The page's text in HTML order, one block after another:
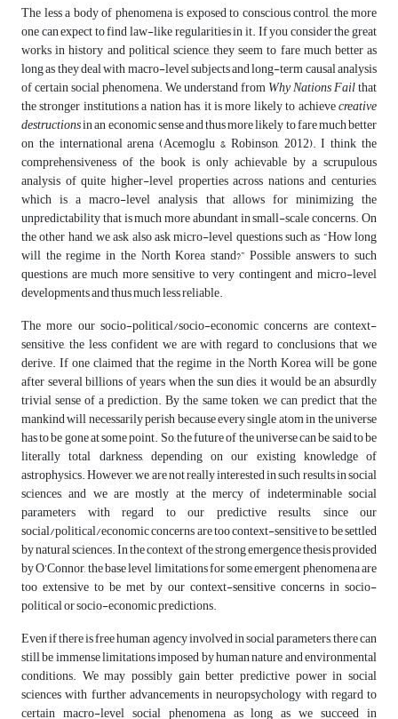
The less a body of phenomena is exposed to conscious control, the more
one can expect to find law-like regularities in it. If you consider the great
works in history and political science, they seem to fare much better as
long as they deal with macro-level subjects and long-term causal analysis
of certain social phenomena. We understand fromWhy Nations Failthat
the stronger institutions a nation has, it is more likely to achievecreative
destructionsin an economic sense and thus more likely to fare much better
on the international arena (Acemoglu & Robinson, 2012). I think the
comprehensiveness of the book is only achievable by a scrupulous
analysis of quite higher-level properties across nations and centuries,
which is a macro-level analysis that allows for minimizing the
unpredictability that is much more abundant in small-scale concerns. On
the other hand, we ask also ask micro-level questions such as “How long
will the regime in the North Korea stand?” Possible answers to such
questions are much more sensitive to very contingent and micro-level
developments and thus much less reliable.
The more our socio-political/socio-economic concerns are context-
sensitive, the less confident we are with regard to conclusions that we
derive. If one claimed that the regime in the North Korea will be gone
after several billions of years when the sun dies, it would be an absurdly
trivial sense of a prediction. By the same token, we can predict that the
mankind will necessarily perish because every single atom in the universe
has to be gone at some point. So, the future of the universe can be said to be
literally total darkness, depending on our existing knowledge of
astrophysics. However, we are not really interested in such results in social
sciences, and we are mostly at the mercy of indeterminable social
parameters with regard to our predictive results, since our
social/political/economic concerns are too context-sensitive to be settled
by natural sciences. In the context of the strong emergence thesis provided
by O’Connor, the base level limitations for some emergent phenomena are
too extensive to be met by our context-sensitive concerns in socio-
political or socio-economic predictions.
Even if there is free human agency involved in social parameters, there can
still be immense limitations imposed by human nature and environmental
conditions. We may possibly gain better predictive power in social
sciences with further advancements in neuropsychology with regard to
certain macro-level social phenomena as long as we succeed in